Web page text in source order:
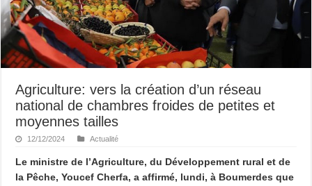
Agriculture: vers la création d’un réseau
national de chambres froides de petites et
moyennes tailles
12/12/2024 Actualité
Le ministre de l’Agriculture, du Développement rural et de
la Pêche, Youcef Cherfa, a affirmé, lundi, à Boumerdes que